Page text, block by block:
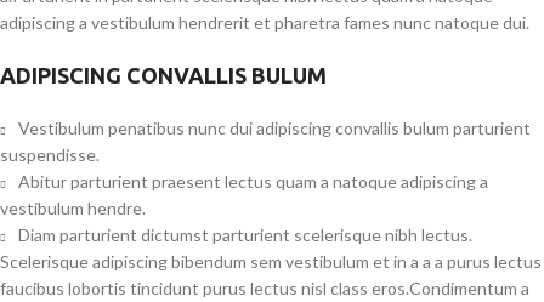
adipiscing a vestibulum hendrerit et pharetra fames nunc natoque dui.
ADIPISCING CONVALLIS BULUM
Vestibulum penatibus nunc dui adipiscing convallis bulum parturient
suspendisse.
Abitur parturient praesent lectus quam a natoque adipiscing a
vestibulum hendre.
Diam parturient dictumst parturient scelerisque nibh lectus.
Scelerisque adipiscing bibendum sem vestibulum et in a a a purus lectus
faucibus lobortis tincidunt purus lectus nisl class eros.Condimentum a